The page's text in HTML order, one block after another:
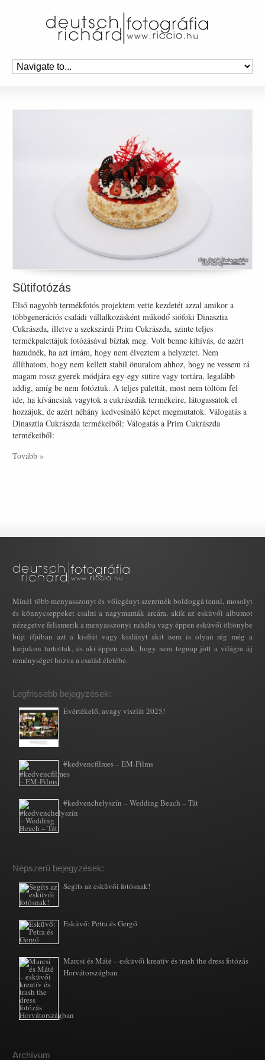
Sütifotózás
Első nagyobb termékfotós projektem vette kezdetét azzal amikor a
többgenerációs családi vállalkozásként működő siófoki Dinasztia
Cukrászda, illetve a szekszárdi Prim Cukrászda, szinte teljes
termékpalettájuk fotózásával bíztak meg. Volt benne kihívás, de azért
hazudnék, ha azt írnám, hogy nem élveztem a helyzetet. Nem
állíthatom, hogy nem kellett stabil önuralom ahhoz, hogy ne vessem rá
magam rossz gyerek módjára egy-egy sütire vagy tortára, legalább
addig, amíg be nem fotóztuk. A teljes palettát, most nem töltöm fel
ide, ha kíváncsiak vagytok a cukrászdák termékeire, látogassatok el
hozzájuk, de azért néhány kedvcsináló képet megmutatok. Válogatás a
Dinasztia Cukrászda termékeiből: Válogatás a Prim Cukrászda
termékeiből:
Tovább »
Minél több menyasszonyt és vőlegényt szeretnék boldoggá tenni, mosolyt
és könnycseppeket csalni a nagymamák arcára, akik az esküvői albumot
nézegetve felismerik a menyasszonyi ruhába vagy éppen esküvői öltönybe
bújt ifjúban azt a kisfiút vagy kislányt akit nem is olyan rég még a
karjukon tartottak, és aki éppen csak, hogy nem tegnap jött a világra új
reménységet hozva a család életébe.
Legfrissebb bejegyzések:
Évértékelő, avagy viszlát 2025!
#kedvencfilmes – EM-Films
#kedvenchelyszín – Wedding Beach – Tát
Népszerű bejegyzések:
Segíts az esküvői fotósnak!
Esküvő: Petra és Gergő
Marcsi és Máté – esküvői kreatív és trash the dress fotózás
Horvátországban
Archívum